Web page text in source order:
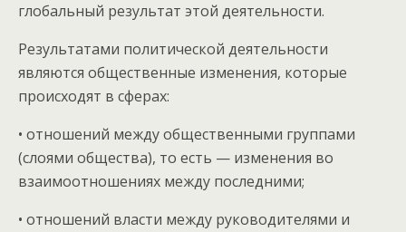
глобальный результат этой деятельности.
Результатами политической деятельности
являются общественные изменения, которые
происходят в сферах:
• отношений между общественными группами
(слоями общества), то есть — изменения во
взаимоотношениях между последними;
• отношений власти между руководителями и